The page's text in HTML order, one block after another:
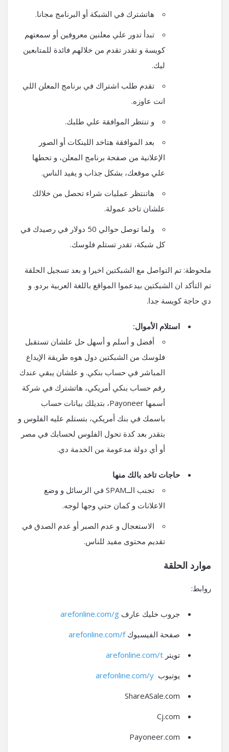
هاتشترك في الشبكة أو البرنامج مجانا.
تبدأ تدور علي معلنين معروفين أو سمعتهم
كويسة و تقدر تقدم من خلالهم فائدة للمتابعين
ليك.
تقدم طلب اشتراك في برنامج المعلن اللي
انت عاوزه.
و تنتظر الموافقة علي طلبك.
بعد الموافقة هتاخد اللينكات أو الصور
الإعلانية من صفحة برنامج المعلن، و تحطها
علي موقعك، بشكل جذاب و يفيد الناس.
هاتنتظر عمليات شراء تحصل من خلالك
علشان تاخد عمولة.
ولما توصل حوالي 50 دولار في رصيدك في
كل شبكة، تقدر تستلم فلوسك.
ملحوظة: تم التواصل مع الشبكتين اخيرا و بعد تسجيل الحلقة
تم التأكد ان الشبكتين بيدعموا المواقع باللغة العربية بردو. و
دي حاجة كويسة جدا.
استلام الأموال:
أفضل و أسلم و أسهل حل علشان تستقبل
فلوسك من الشبكتين دول هوه طريقة الإيداع
المباشر في حساب بنكي. و علشان يبقي عندك
رقم حساب بنكي أمريكي، هاتشترك في شركة
أسمها Payoneer، بتديلك بيانات حساب
باسمك في بنك أمريكي، بتستلم عليه الفلوس و
بتقدر بعد كدة تحول الفلوس لحسابك في مصر
أو أي دولة مدعومة من الخدمة دي.
حاجات تاخد بالك منها
تجنب الــSPAM في الرسائل و وضع
الاعلانات و كمان حتي وجها لوجه.
الاستعجال و عدم الصبر أو عدم الصدق في
تقديم محتوى مفيد للناس.
موارد الحلقة
روابط:
جروب خليك عارف arefonline.com/g
صفحة الفيسبوكarefonline.com/f
تويتر arefonline.com/t
يوتيوب arefonline.com/y
ShareASale.com
Cj.com
Payoneer.com